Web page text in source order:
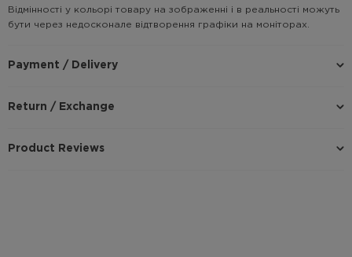
Відмінності у кольорі товару на зображенні і в реальності можуть
бути через недосконале відтворення графіки на моніторах.
Payment / Delivery
Return / Exchange
Product Reviews